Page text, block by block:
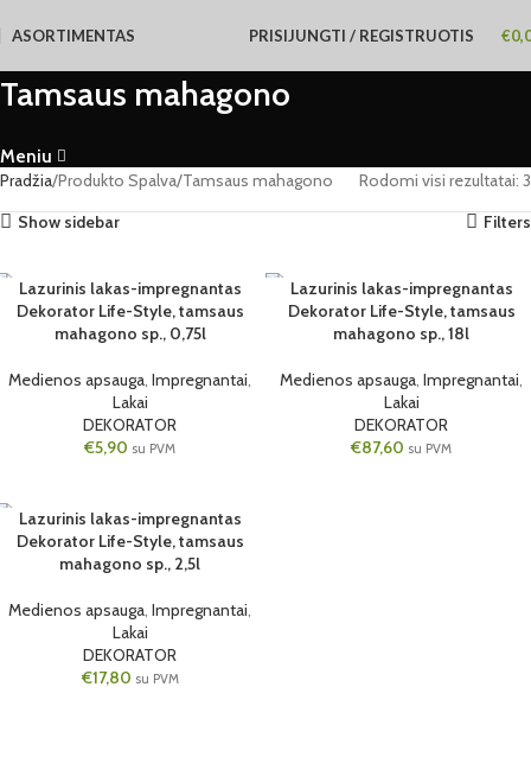
ASORTIMENTAS PRISIJUNGTI / REGISTRUOTIS €
Tamsaus mahagono
Meniu
Pradžia Produkto Spalva Tamsaus mahagono
Rodomi visi rezultatai: 3
Show sidebar
Filters
6 VNT.
Lazurinis lakas-impregnantas
Dekorator Life-Style, tamsaus
mahagono sp., 0,75l
Medienos apsauga, Impregnantai,
Lakai
DEKORATOR
€5,90 su PVM
1 VNT.
Lazurinis lakas-impregnantas
Dekorator Life-Style, tamsaus
mahagono sp., 18l
Medienos apsauga, Impregnantai,
Lakai
DEKORATOR
€87,60 su PVM
6 VNT.
Lazurinis lakas-impregnantas
Dekorator Life-Style, tamsaus
mahagono sp., 2,5l
Medienos apsauga, Impregnantai,
Lakai
DEKORATOR
€17,80 su PVM